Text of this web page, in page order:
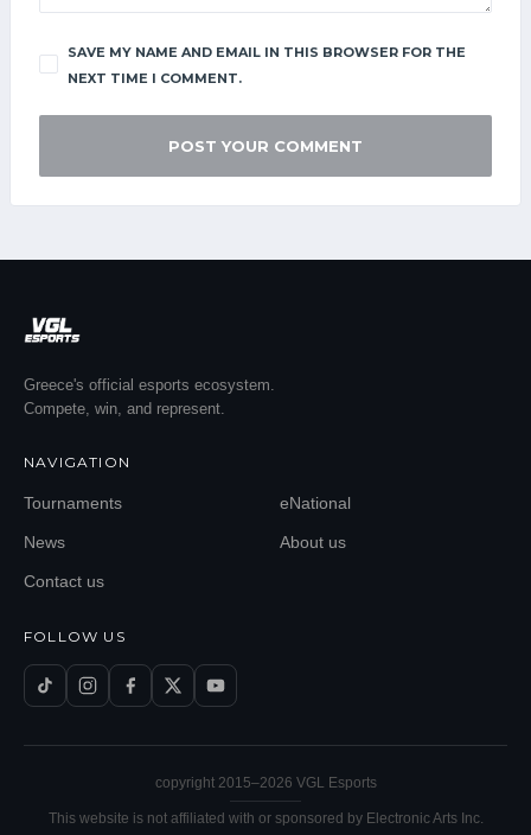
SAVE MY NAME AND EMAIL IN THIS BROWSER FOR THE
NEXT TIME I COMMENT.
Greece's official esports ecosystem.
Compete, win, and represent.
NAVIGATION
Tournaments eNational
News About us
Contact us
FOLLOW US
copyright 2015–2026 VGL Esports
This website is not affiliated with or sponsored by Electronic Arts Inc.